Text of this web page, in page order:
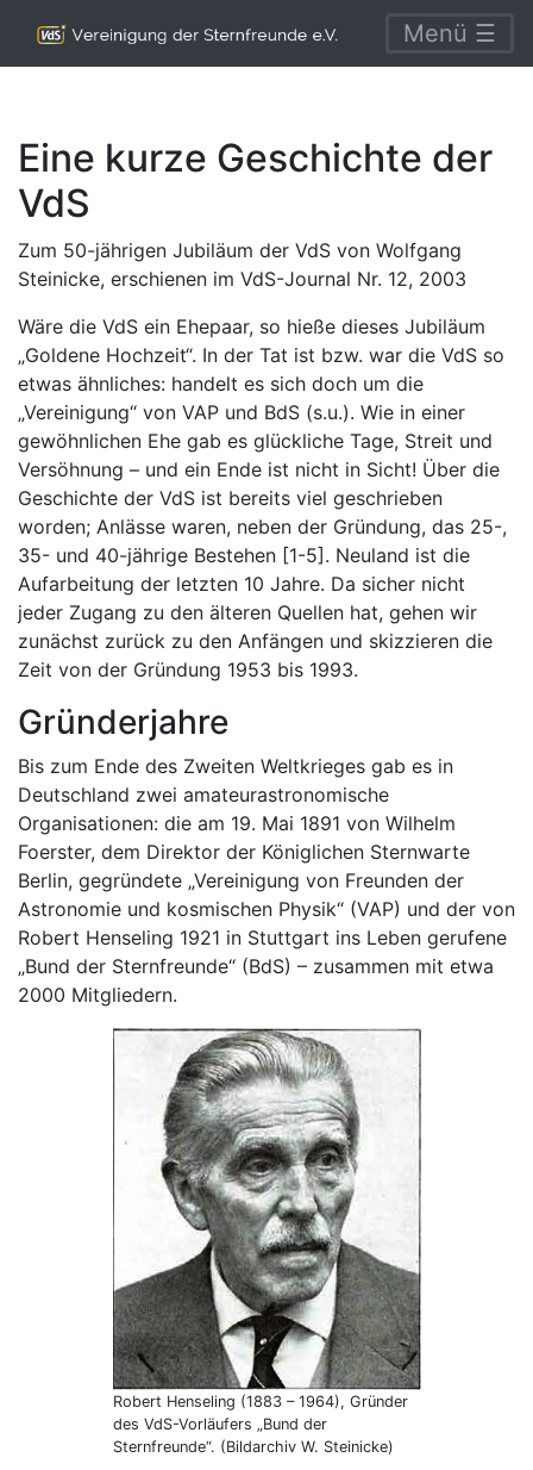
Menü ☰
Eine kurze Geschichte der
VdS
Zum 50-jährigen Jubiläum der VdS von Wolfgang
Steinicke, erschienen im VdS-Journal Nr. 12, 2003
Wäre die VdS ein Ehepaar, so hieße dieses Jubiläum
„Goldene Hochzeit“. In der Tat ist bzw. war die VdS so
etwas ähnliches: handelt es sich doch um die
„Vereinigung“ von VAP und BdS (s.u.). Wie in einer
gewöhnlichen Ehe gab es glückliche Tage, Streit und
Versöhnung – und ein Ende ist nicht in Sicht! Über die
Geschichte der VdS ist bereits viel geschrieben
worden; Anlässe waren, neben der Gründung, das 25-,
35- und 40-jährige Bestehen [1-5]. Neuland ist die
Aufarbeitung der letzten 10 Jahre. Da sicher nicht
jeder Zugang zu den älteren Quellen hat, gehen wir
zunächst zurück zu den Anfängen und skizzieren die
Zeit von der Gründung 1953 bis 1993.
Gründerjahre
Bis zum Ende des Zweiten Weltkrieges gab es in
Deutschland zwei amateurastronomische
Organisationen: die am 19. Mai 1891 von Wilhelm
Foerster, dem Direktor der Königlichen Sternwarte
Berlin, gegründete „Vereinigung von Freunden der
Astronomie und kosmischen Physik“ (VAP) und der von
Robert Henseling 1921 in Stuttgart ins Leben gerufene
„Bund der Sternfreunde“ (BdS) – zusammen mit etwa
2000 Mitgliedern.
Robert Henseling (1883 – 1964), Gründer
des VdS-Vorläufers „Bund der
Sternfreunde“. (Bildarchiv W. Steinicke)